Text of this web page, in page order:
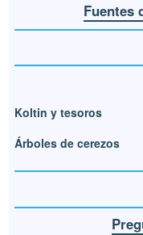
Fuentes
Koltin y tesoros
Árboles de cerezos